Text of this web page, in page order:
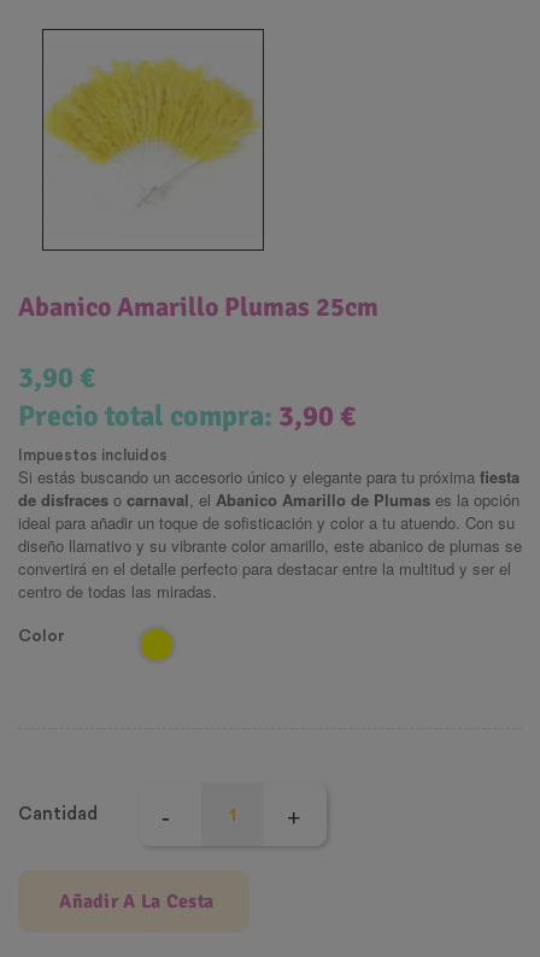
Abanico Amarillo Plumas 25cm
3,90 €
Precio total compra: 3,90 €
Impuestos incluidos
Si estás buscando un accesorio único y elegante para tu próxima fiesta
de disfraces o carnaval, el Abanico Amarillo de Plumas es la opción
ideal para añadir un toque de sofisticación y color a tu atuendo. Con su
diseño llamativo y su vibrante color amarillo, este abanico de plumas se
convertirá en el detalle perfecto para destacar entre la multitud y ser el
centro de todas las miradas.
Color
Cantidad
Añadir A La Cesta